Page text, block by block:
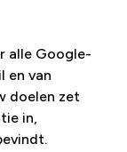
alle Google-
en van
doelen zet
in,